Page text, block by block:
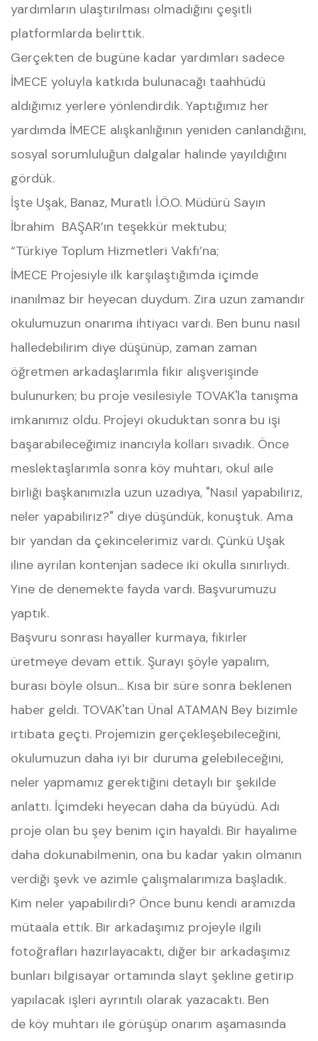
yardımların ulaştırılması olmadığını çeşitli
platformlarda belirttik.
Gerçekten de bugüne kadar yardımları sadece
İMECE yoluyla katkıda bulunacağı taahhüdü
aldığımız yerlere yönlendirdik. Yaptığımız her
yardımda İMECE alışkanlığının yeniden canlandığını,
sosyal sorumluluğun dalgalar halinde yayıldığını
gördük.
İşte Uşak, Banaz, Muratlı İ.Ö.O. Müdürü Sayın
İbrahim BAŞAR’ın teşekkür mektubu;
“Türkiye Toplum Hizmetleri Vakfı’na;
İMECE Projesiyle ilk karşılaştığımda içimde
inanılmaz bir heyecan duydum. Zira uzun zamandır
okulumuzun onarıma ihtiyacı vardı. Ben bunu nasıl
halledebilirim diye düşünüp, zaman zaman
öğretmen arkadaşlarımla fikir alışverişinde
bulunurken; bu proje vesilesiyle TOVAK'la tanışma
imkanımız oldu. Projeyi okuduktan sonra bu işi
başarabileceğimiz inancıyla kolları sıvadık. Önce
meslektaşlarımla sonra köy muhtarı, okul aile
birliği başkanımızla uzun uzadıya, "Nasıl yapabiliriz,
neler yapabiliriz?" diye düşündük, konuştuk. Ama
bir yandan da çekincelerimiz vardı. Çünkü Uşak
iline ayrılan kontenjan sadece iki okulla sınırlıydı.
Yine de denemekte fayda vardı. Başvurumuzu
yaptık.
Başvuru sonrası hayaller kurmaya, fikirler
üretmeye devam ettik. Şurayı şöyle yapalım,
burası böyle olsun... Kısa bir süre sonra beklenen
haber geldi. TOVAK'tan Ünal ATAMAN Bey bizimle
irtibata geçti. Projemizin gerçekleşebileceğini,
okulumuzun daha iyi bir duruma gelebileceğini,
neler yapmamız gerektiğini detaylı bir şekilde
anlattı. İçimdeki heyecan daha da büyüdü. Adı
proje olan bu şey benim için hayaldi. Bir hayalime
daha dokunabilmenin, ona bu kadar yakın olmanın
verdiği şevk ve azimle çalışmalarımıza başladık.
Kim neler yapabilirdi? Önce bunu kendi aramızda
mütaala ettik. Bir arkadaşımız projeyle ilgili
fotoğrafları hazırlayacaktı, diğer bir arkadaşımız
bunları bilgisayar ortamında slayt şekline getirip
yapılacak işleri ayrıntılı olarak yazacaktı. Ben
de köy muhtarı ile görüşüp onarım aşamasında